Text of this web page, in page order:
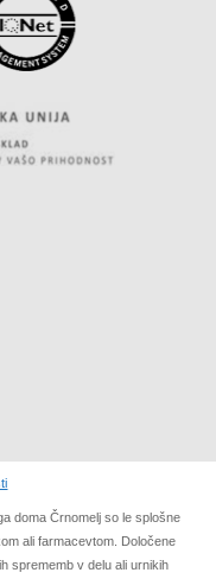
doma Črnomelj so le splošne
ali farmacevtom. Določene
sprememb v delu ali urnikih